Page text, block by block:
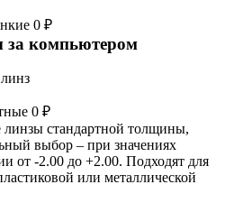
0 ₽
за компьютером
0 ₽
стандартной толщины,
выбор – при значениях
от -2.00 до +2.00. Подходят для
или металлической